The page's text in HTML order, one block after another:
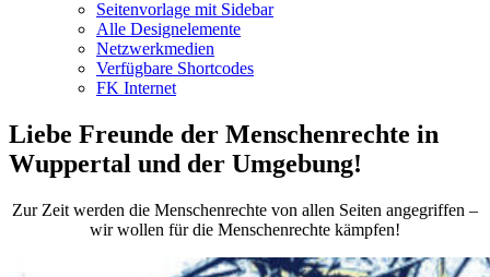
Seitenvorlage mit Sidebar
Alle Designelemente
Netzwerkmedien
Verfügbare Shortcodes
FK Internet
Liebe Freunde der Menschenrechte in
Wuppertal und der Umgebung!
Zur Zeit werden die Menschenrechte von allen Seiten angegriffen –
wir wollen für die Menschenrechte kämpfen!